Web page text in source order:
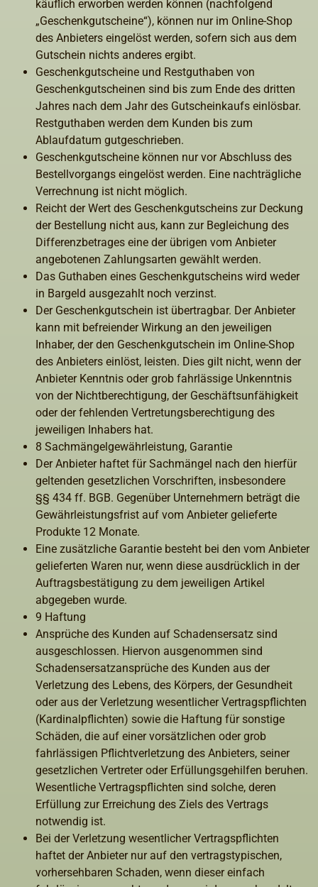
käuflich erworben werden können (nachfolgend
„Geschenkgutscheine“), können nur im Online-Shop
des Anbieters eingelöst werden, sofern sich aus dem
Gutschein nichts anderes ergibt.
Geschenkgutscheine und Restguthaben von
Geschenkgutscheinen sind bis zum Ende des dritten
Jahres nach dem Jahr des Gutscheinkaufs einlösbar.
Restguthaben werden dem Kunden bis zum
Ablaufdatum gutgeschrieben.
Geschenkgutscheine können nur vor Abschluss des
Bestellvorgangs eingelöst werden. Eine nachträgliche
Verrechnung ist nicht möglich.
Reicht der Wert des Geschenkgutscheins zur Deckung
der Bestellung nicht aus, kann zur Begleichung des
Differenzbetrages eine der übrigen vom Anbieter
angebotenen Zahlungsarten gewählt werden.
Das Guthaben eines Geschenkgutscheins wird weder
in Bargeld ausgezahlt noch verzinst.
Der Geschenkgutschein ist übertragbar. Der Anbieter
kann mit befreiender Wirkung an den jeweiligen
Inhaber, der den Geschenkgutschein im Online-Shop
des Anbieters einlöst, leisten. Dies gilt nicht, wenn der
Anbieter Kenntnis oder grob fahrlässige Unkenntnis
von der Nichtberechtigung, der Geschäftsunfähigkeit
oder der fehlenden Vertretungsberechtigung des
jeweiligen Inhabers hat.
8 Sachmängelgewährleistung, Garantie
Der Anbieter haftet für Sachmängel nach den hierfür
geltenden gesetzlichen Vorschriften, insbesondere
§§ 434 ff. BGB. Gegenüber Unternehmern beträgt die
Gewährleistungsfrist auf vom Anbieter gelieferte
Produkte 12 Monate.
Eine zusätzliche Garantie besteht bei den vom Anbieter
gelieferten Waren nur, wenn diese ausdrücklich in der
Auftragsbestätigung zu dem jeweiligen Artikel
abgegeben wurde.
9 Haftung
Ansprüche des Kunden auf Schadensersatz sind
ausgeschlossen. Hiervon ausgenommen sind
Schadensersatzansprüche des Kunden aus der
Verletzung des Lebens, des Körpers, der Gesundheit
oder aus der Verletzung wesentlicher Vertragspflichten
(Kardinalpflichten) sowie die Haftung für sonstige
Schäden, die auf einer vorsätzlichen oder grob
fahrlässigen Pflichtverletzung des Anbieters, seiner
gesetzlichen Vertreter oder Erfüllungsgehilfen beruhen.
Wesentliche Vertragspflichten sind solche, deren
Erfüllung zur Erreichung des Ziels des Vertrags
notwendig ist.
Bei der Verletzung wesentlicher Vertragspflichten
haftet der Anbieter nur auf den vertragstypischen,
vorhersehbaren Schaden, wenn dieser einfach